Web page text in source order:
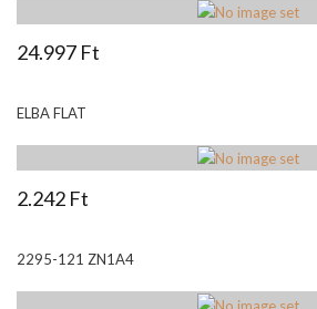
24.997 Ft
ELBA FLAT
2.242 Ft
2295-121 ZN1A4